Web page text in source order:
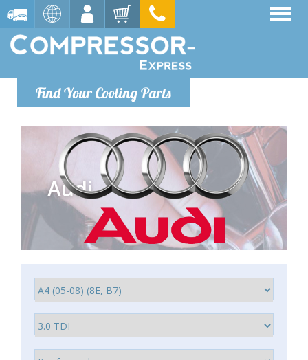
Find Your Cooling Parts
Audi